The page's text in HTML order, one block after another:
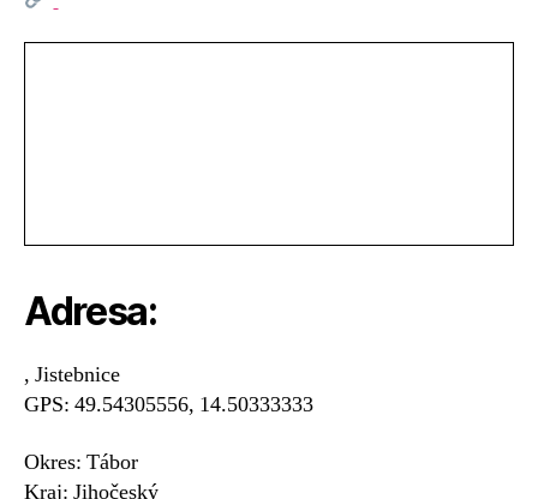
Adresa:
, Jistebnice
GPS: 49.54305556, 14.50333333
Okres: Tábor
Kraj: Jihočeský